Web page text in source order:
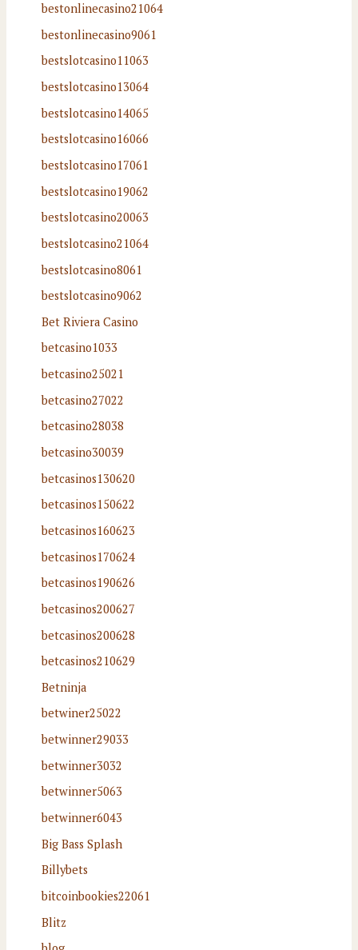
bestonlinecasino21064
bestonlinecasino9061
bestslotcasino11063
bestslotcasino13064
bestslotcasino14065
bestslotcasino16066
bestslotcasino17061
bestslotcasino19062
bestslotcasino20063
bestslotcasino21064
bestslotcasino8061
bestslotcasino9062
Bet Riviera Casino
betcasino1033
betcasino25021
betcasino27022
betcasino28038
betcasino30039
betcasinos130620
betcasinos150622
betcasinos160623
betcasinos170624
betcasinos190626
betcasinos200627
betcasinos200628
betcasinos210629
Betninja
betwiner25022
betwinner29033
betwinner3032
betwinner5063
betwinner6043
Big Bass Splash
Billybets
bitcoinbookies22061
Blitz